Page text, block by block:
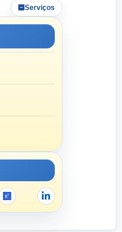
Serviços